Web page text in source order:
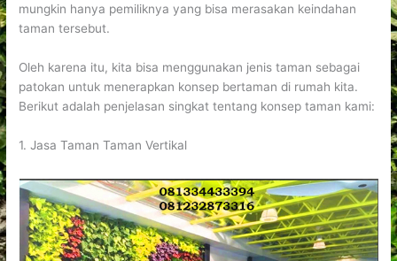
mungkin hanya pemiliknya yang bisa merasakan keindahan
taman tersebut.
Oleh karena itu, kita bisa menggunakan jenis taman sebagai
patokan untuk menerapkan konsep bertaman di rumah kita.
Berikut adalah penjelasan singkat tentang konsep taman kami:
1. Jasa Taman Taman Vertikal